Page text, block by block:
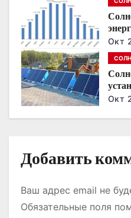
п
и
с
я
Окт
Окт
Добавить
Ваш адрес email не
Обязательные поля